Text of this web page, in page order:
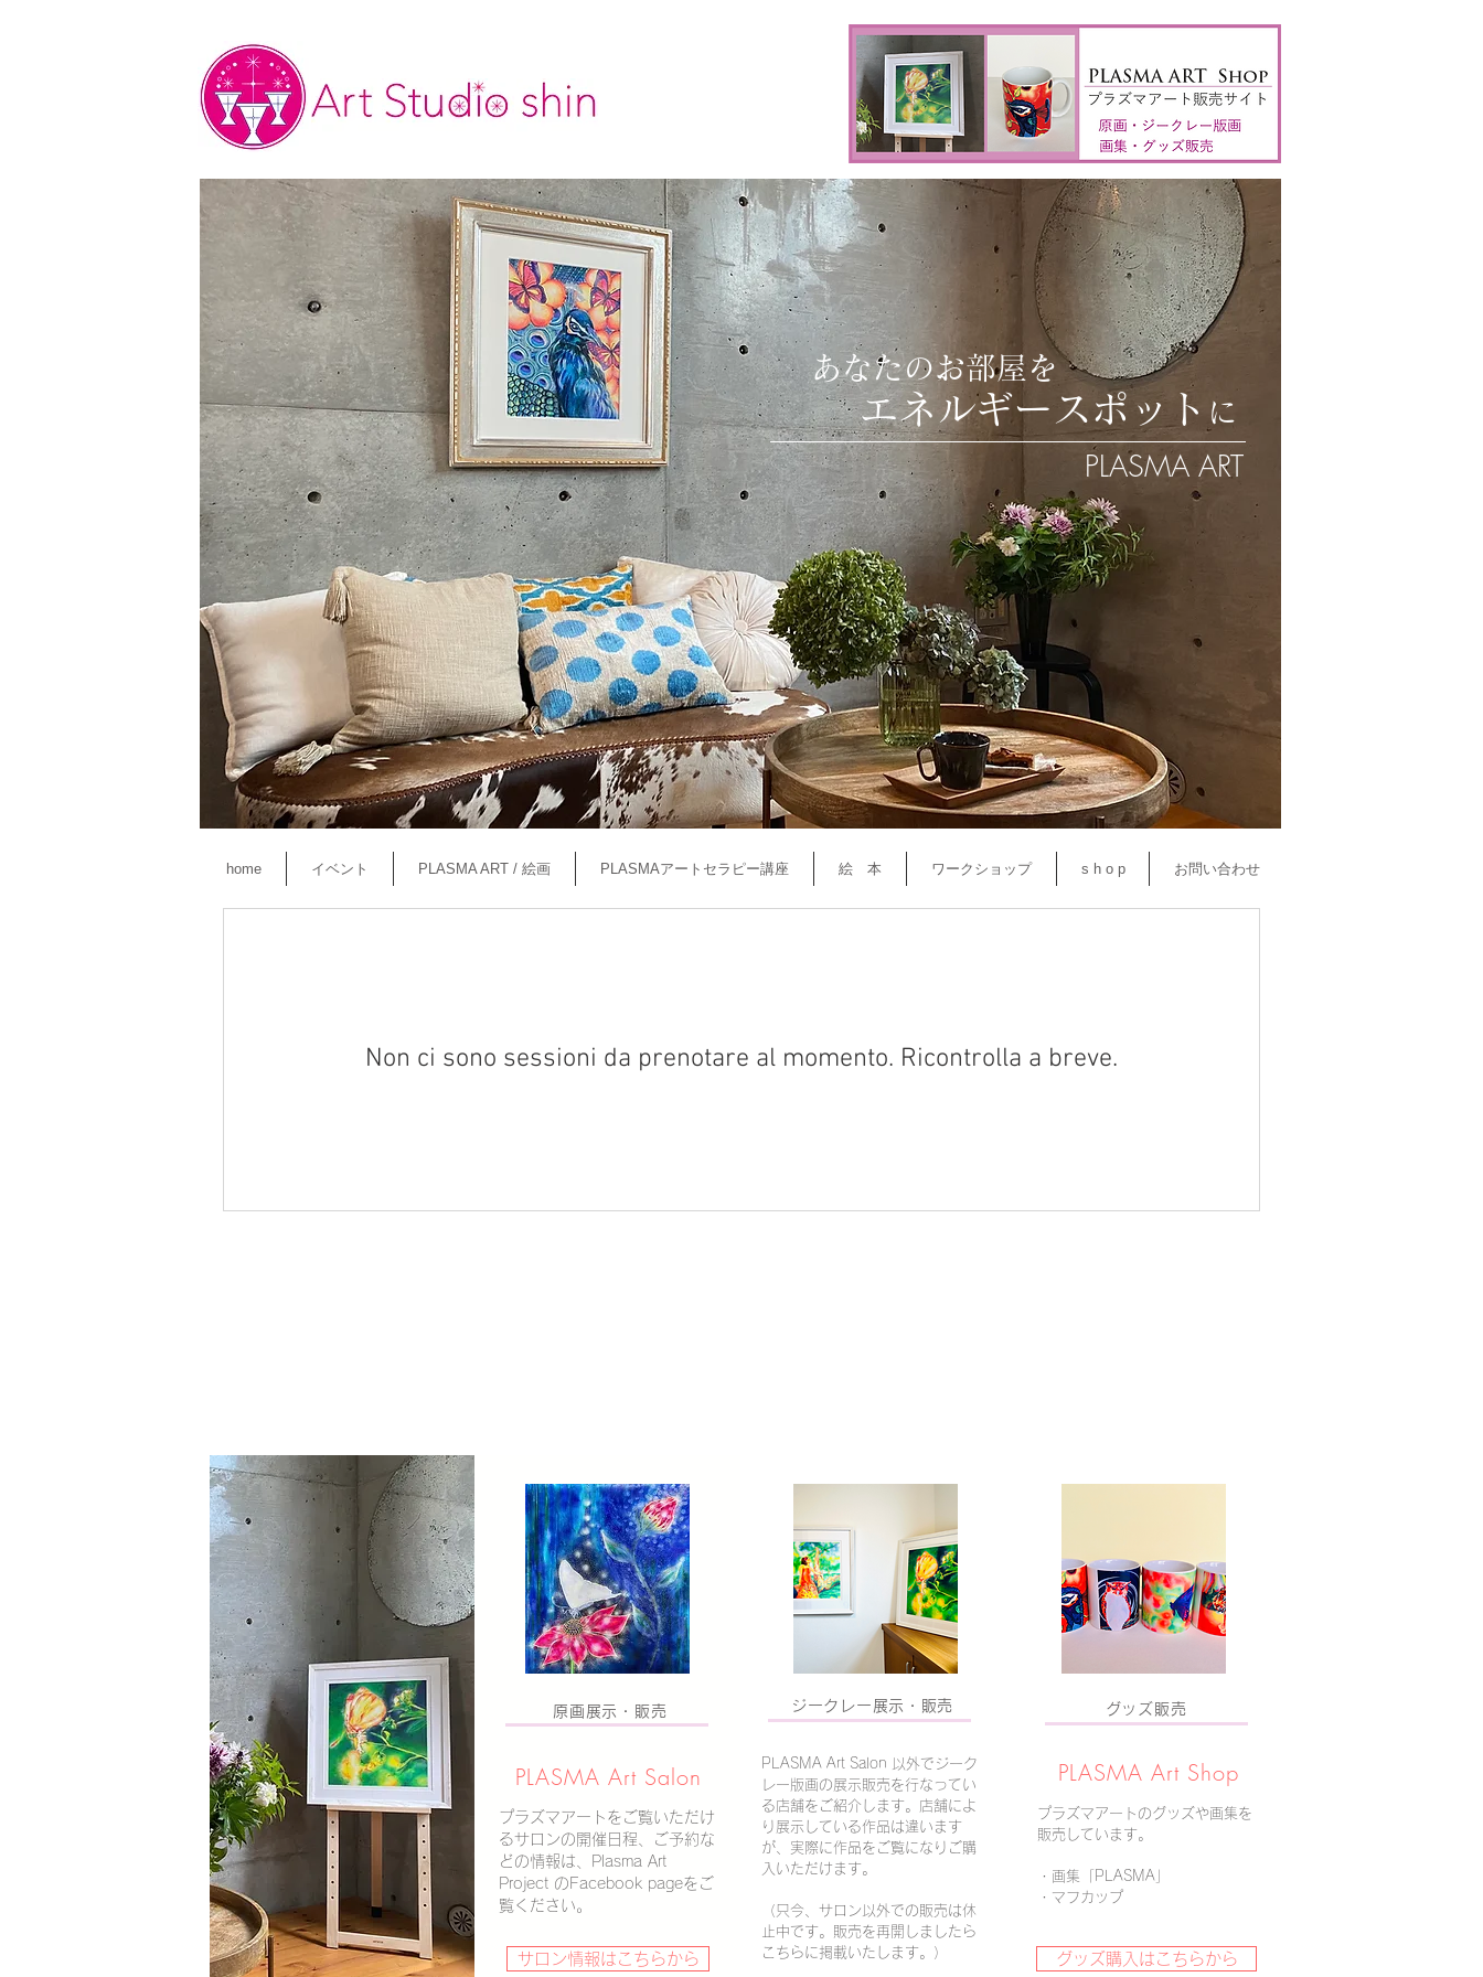
あなたのお部屋を
​エネルギー スポット に
PLASMA ART
home イベント PLASMA ART / 絵画 PLASMAアートセラピー講座 絵 本 ワークショップ s h o p お問い合わせ
PLASMA ART LINE公式アカウント
PLASMA ARTに関する展示会、イベント、サロンのご案内
などの情報を『LINE公式アカウント』にて発信していま
す。​是非ご登録ください。
​ID:@101clbzy
Non ci sono sessioni da prenotare al momento. Ricontrolla a breve.
原画展示・販売
PLASMA ​Art Salon
プラズマアートをご覧いただけ
るサロンの ​開催日程、ご予約な
どの情報は、Plasma Art
Project のFacebook pageをご
覧ください。
サロン情報はこちらから
グッズ販売
PLASMA ​Art Shop
プラズマアートのグッズや画集を
販売しています。
・画集「PLASMA」
・ マフカップ
グッズ購入はこちらから
ジークレー展示・販売
PLASMA Art Salon 以外でジーク
レー版画の展示販売を行なってい
る店舗をご紹介します。店舗によ
り展示している作品は違います
が、実際に作品をご覧になりご購
入いただけます。
（只今、サロン以外での販売は休
止中です。販売を再開しましたら
こちらに掲載いたします。）